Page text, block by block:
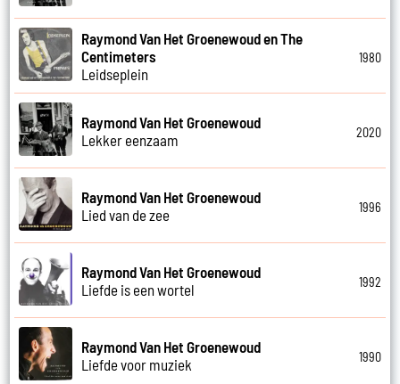
Raymond Van Het Groenewoud en The
Centimeters
Leidseplein
1980
Raymond Van Het Groenewoud
Lekker eenzaam
2020
Raymond Van Het Groenewoud
Lied van de zee
1996
Raymond Van Het Groenewoud
Liefde is een wortel
1992
Raymond Van Het Groenewoud
Liefde voor muziek
1990